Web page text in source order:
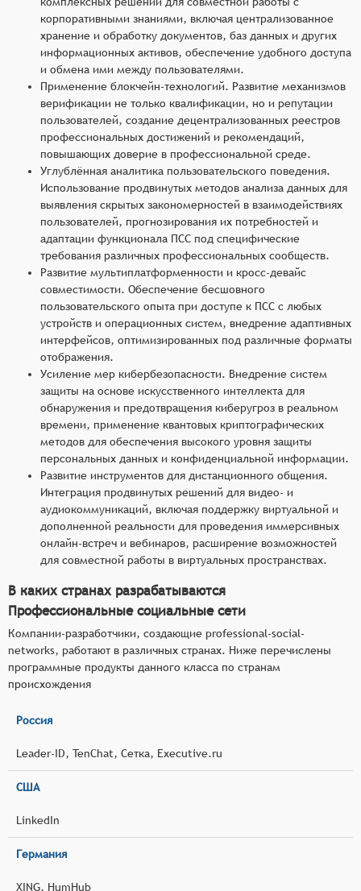
корпоративными знаниями, включая централизованное
хранение и обработку документов, баз данных и других
информационных активов, обеспечение удобного доступа
и обмена ими между пользователями.
Применение блокчейн-технологий. Развитие механизмов
верификации не только квалификации, но и репутации
пользователей, создание децентрализованных реестров
профессиональных достижений и рекомендаций,
повышающих доверие в профессиональной среде.
Углублённая аналитика пользовательского поведения.
Использование продвинутых методов анализа данных для
выявления скрытых закономерностей в взаимодействиях
пользователей, прогнозирования их потребностей и
адаптации функционала ПСС под специфические
требования различных профессиональных сообществ.
Развитие мультиплатформенности и кросс-девайс
совместимости. Обеспечение бесшовного
пользовательского опыта при доступе к ПСС с любых
устройств и операционных систем, внедрение адаптивных
интерфейсов, оптимизированных под различные форматы
отображения.
Усиление мер кибербезопасности. Внедрение систем
защиты на основе искусственного интеллекта для
обнаружения и предотвращения киберугроз в реальном
времени, применение квантовых криптографических
методов для обеспечения высокого уровня защиты
персональных данных и конфиденциальной информации.
Развитие инструментов для дистанционного общения.
Интеграция продвинутых решений для видео- и
аудиокоммуникаций, включая поддержку виртуальной и
дополненной реальности для проведения иммерсивных
онлайн-встреч и вебинаров, расширение возможностей
для совместной работы в виртуальных пространствах.
В каких странах разрабатываются
Профессиональные социальные сети
Компании-разработчики, создающие professional-social-
networks, работают в различных странах. Ниже перечислены
программные продукты данного класса по странам
происхождения
Россия
Leader-ID, TenChat, Сетка, Executive.ru
США
LinkedIn
Германия
XING, HumHub